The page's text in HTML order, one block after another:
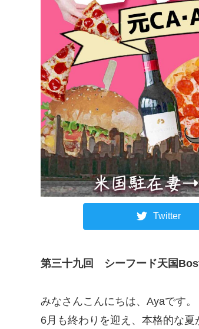
Twitter
第三十九回 シーフード天国
みなさんこんにちは、Ayaです。
6月も終わりを迎え、本格的な